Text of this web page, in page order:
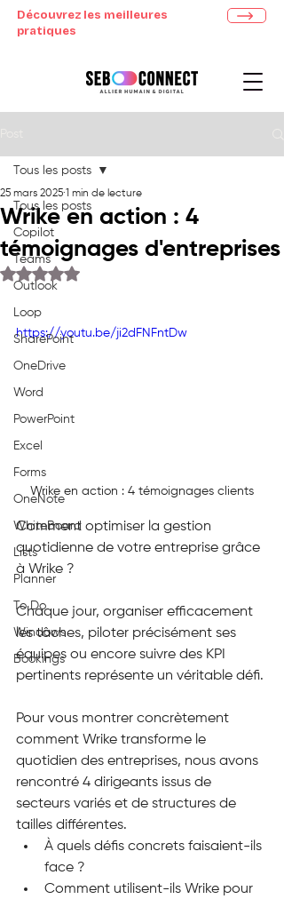
Découvrez les meilleures
pratiques
Tous les posts
Copilot
Teams
Outlook
Loop
SharePoint
OneDrive
Word
PowerPoint
Excel
Forms
OneNote
WhiteBoard
Lists
Planner
To Do
Windows
Bookings
Tous les posts
Wrike en action : 4
témoignages d'entreprises
25 mars 2025 1 min de lecture
Noté NaN étoiles sur 5.
https://youtu.be/ji2dFNFntDw
Wrike en action : 4 témoignages clients
Comment optimiser la gestion
quotidienne de votre entreprise grâce
à Wrike ?
Chaque jour, organiser efficacement
les tâches, piloter précisément ses
équipes ou encore suivre des KPI
pertinents représente un véritable défi.
Pour vous montrer concrètement
comment Wrike transforme le
quotidien des entreprises, nous avons
rencontré 4 dirigeants issus de
secteurs variés et de structures de
tailles différentes.
À quels défis concrets faisaient-ils
face ?
Comment utilisent-ils Wrike pour